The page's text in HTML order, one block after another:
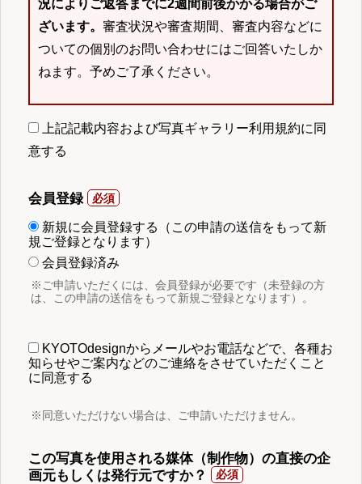
況によりご返答までに2週間前後かかる場合がご
ざいます。 審査状況や審査期間、審査内容などに
ついての個別のお問い合わせにはご回答いたしか
ねます。予めご了承ください。
上記記載内容および写真ギャラリー利用規約に同
意する
会員登録
新規に会員登録する（この申請の送信をもって新
規ご登録となります）
会員登録済み
※ご申請いただくには、会員登録が必要です（未登録の方
は、この申請の送信をもって新規ご登録となります）。
KYOTOdesignからメールやお電話などで、各種お
知らせやご案内などのご連絡をさせていただくこと
に同意する
※同意いただけない場合は、ご申請いただけません。
この写真を使用される媒体（制作物）の直接の企
画元もしくは発行元ですか？